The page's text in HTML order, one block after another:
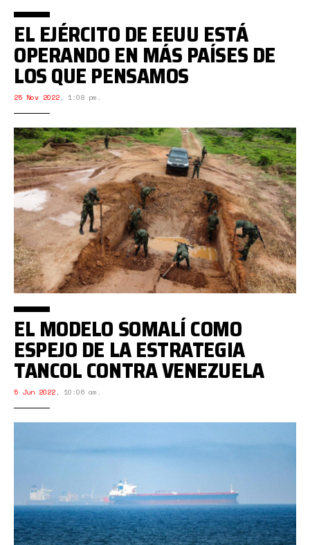
EL EJÉRCITO DE EEUU ESTÁ
OPERANDO EN MÁS PAÍSES DE
LOS QUE PENSAMOS
25 Nov 2022, 1:08 pm.
EL MODELO SOMALÍ COMO
ESPEJO DE LA ESTRATEGIA
TANCOL CONTRA VENEZUELA
5 Jun 2022, 10:06 am.